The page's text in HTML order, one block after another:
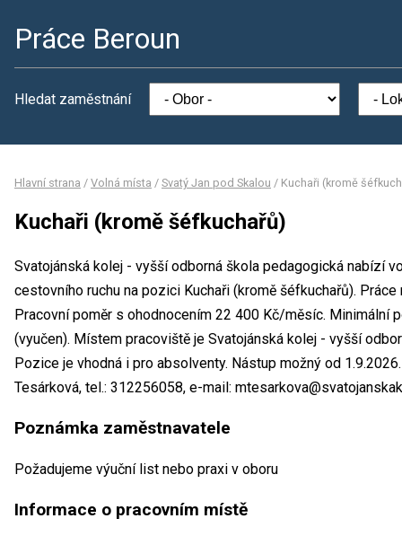
Práce Beroun
Hledat zaměstnání
Hlavní strana / Volná místa / Svatý Jan pod Skalou / Kuchaři (kromě
Kuchaři (kromě šéfkuchařů)
Svatojánská kolej - vyšší odborná škola pedagogická nabízí
cestovního ruchu na pozici Kuchaři (kromě šéfkuchařů).
Pracovní poměr s ohodnocením 22 400 Kč/měsíc. Minimální
(vyučen). Místem pracoviště je Svatojánská kolej - vyšší
Pozice je vhodná i pro absolventy. Nástup možný od
Tesárková, tel.: 312256058, e-mail:
Poznámka zaměstnavatele
Požadujeme výuční list nebo praxi v oboru
Informace o pracovním místě